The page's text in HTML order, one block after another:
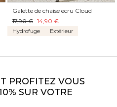
Galette de chaise ecru Cloud
17,90 € 14,90 €
Hydrofuge Extérieur
PROFITEZ VOUS
SUR VOTRE